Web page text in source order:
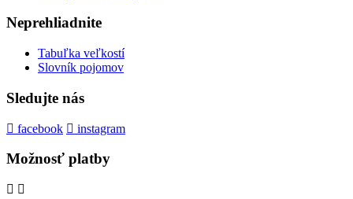
Neprehliadnite
Tabuľka veľkostí
Slovník pojomov
Sledujte nás
facebook instagram
Možnosť platby